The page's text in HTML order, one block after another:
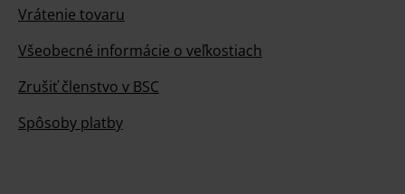
Vrátenie tovaru
Všeobecné informácie o veľkostiach
Zrušiť členstvo v BSC
Spôsoby platby